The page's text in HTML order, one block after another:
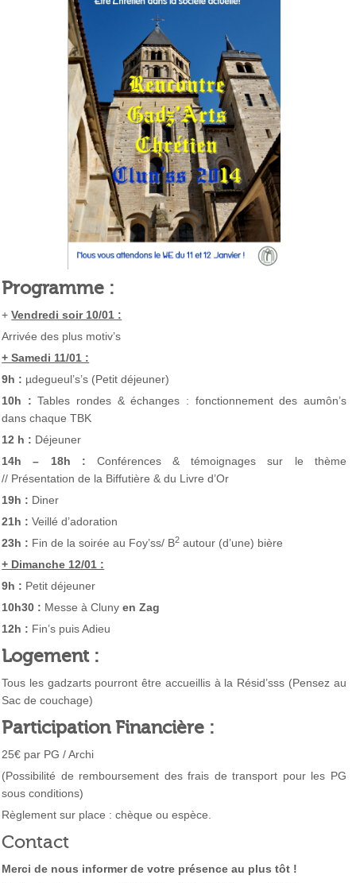
Programme :
+Vendredi soir 10/01 :
Arrivée des plus motiv’s
+ Samedi 11/01 :
9h : µdegueul’s’s (Petit déjeuner)
10h :Tables rondes & échanges : fonctionnement des aumôn’s
dans chaque TBK
12 h : Déjeuner
14h – 18h : Conférences & témoignages sur le thème
// Présentation de la Biffutière & du Livre d’Or
19h : Diner
21h :Veillé d’adoration
23h : Fin de la soirée au Foy’ss/ B2 autour (d’une) bière
+ Dimanche 12/01 :
9h : Petit déjeuner
10h30 : Messe à Clunyen Zag
12h : Fin’s puis Adieu
Logement :
Tous les gadzarts pourront être accueillis à la Résid’sss (Pensez au
Sac de couchage)
Participation Financière :
25€ par PG / Archi
(Possibilité de remboursement des frais de transport pour les PG
sous conditions)
Règlement sur place : chèque ou espèce.
Contact
Merci de nous informer de votre présence au plus tôt !